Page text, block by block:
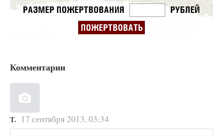
Комментарии
Т. 17 сентября 2013, 03:34